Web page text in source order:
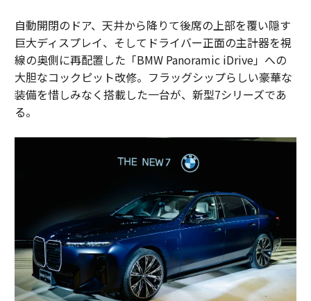
自動開閉のドア、天井から降りて後席の上部を覆い隠す
巨大ディスプレイ、そしてドライバー正面の主計器を視
線の奥側に再配置した「BMW Panoramic iDrive」への
大胆なコックピット改修。フラッグシップらしい豪華な
装備を惜しみなく搭載した一台が、新型7シリーズであ
る。